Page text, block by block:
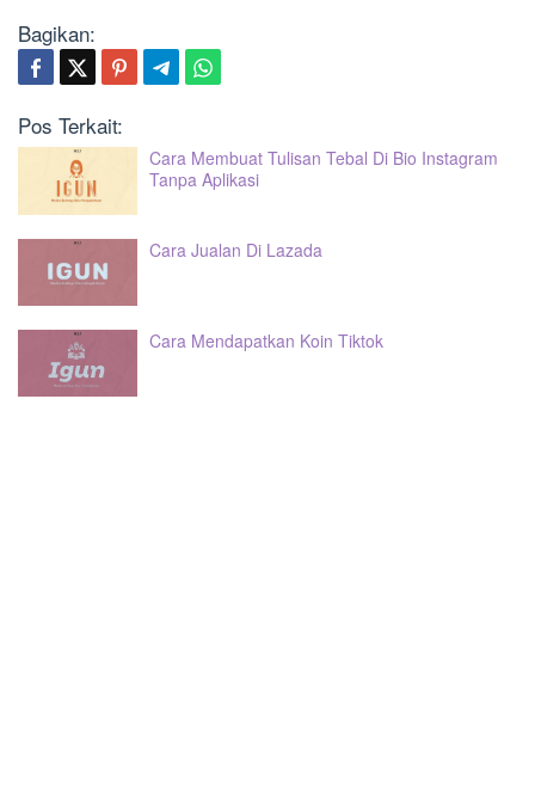
Bagikan:
Pos Terkait:
Cara Membuat Tulisan Tebal Di Bio Instagram
Tanpa Aplikasi
Cara Jualan Di Lazada
Cara Mendapatkan Koin Tiktok